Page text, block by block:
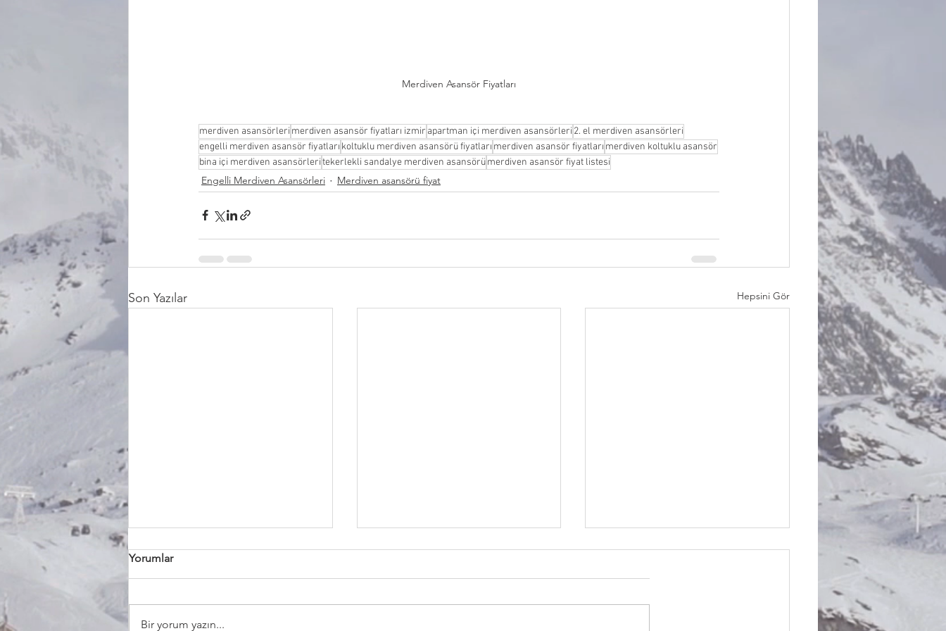
Merdiven Asansör Fiyatları
merdiven asansörleri merdiven asansör fiyatları izmir apartman içi merdiven asansörleri 2. el merdiven asansörleri
engelli merdiven asansör fiyatları koltuklu merdiven asansörü fiyatları merdiven asansör fiyatları merdiven koltuklu asansör
bina içi merdiven asansörleritekerlekli sandalye merdiven asansörümerdiven asansör fiyat listesi
Engelli Merdiven Asansörleri Merdiven asansörü fiyat
Son Yazılar Hepsini Gör
Yorumlar
Bir yorum yazın...